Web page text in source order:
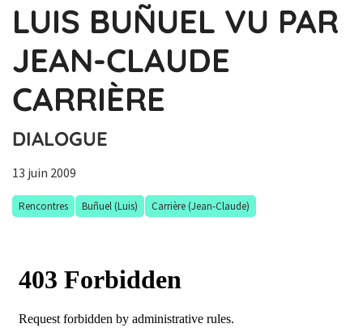
LUIS BUÑUEL VU PAR
JEAN-CLAUDE
CARRIÈRE
DIALOGUE
13 juin 2009
Rencontres Buñuel (Luis) Carrière (Jean-Claude)